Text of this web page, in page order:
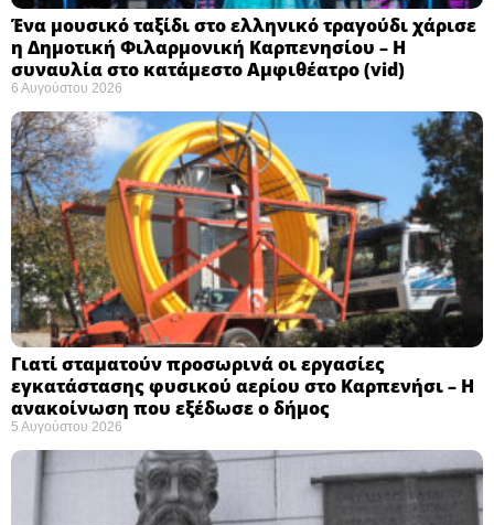
Ένα μουσικό ταξίδι στο ελληνικό τραγούδι χάρισε
η Δημοτική Φιλαρμονική Καρπενησίου – Η
συναυλία στο κατάμεστο Αμφιθέατρο (vid)
6 Αυγούστου 2026
Γιατί σταματούν προσωρινά οι εργασίες
εγκατάστασης φυσικού αερίου στο Καρπενήσι – Η
ανακοίνωση που εξέδωσε ο δήμος
5 Αυγούστου 2026